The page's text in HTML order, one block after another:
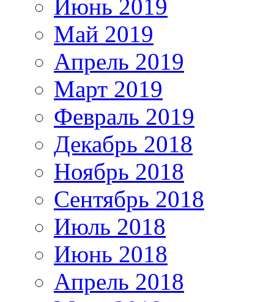
Июнь 2019
Май 2019
Апрель 2019
Март 2019
Февраль 2019
Декабрь 2018
Ноябрь 2018
Сентябрь 2018
Июль 2018
Июнь 2018
Апрель 2018